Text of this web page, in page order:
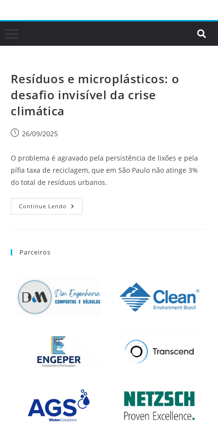
Resíduos e microplásticos: o
desafio invisível da crise
climática
26/09/2025
O problema é agravado pela persistência de lixões e pela
pífia taxa de reciclagem, que em São Paulo não atinge 3%
do total de resíduos urbanos.
Continue Lendo
Parceiros